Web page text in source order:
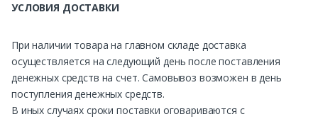
УСЛОВИЯ ДОСТАВКИ
При наличии товара на главном складе доставка
осуществляется на следующий день после поставления
денежных средств на счет. Самовывоз возможен в день
поступления денежных средств.
В иных случаях сроки поставки оговариваются с